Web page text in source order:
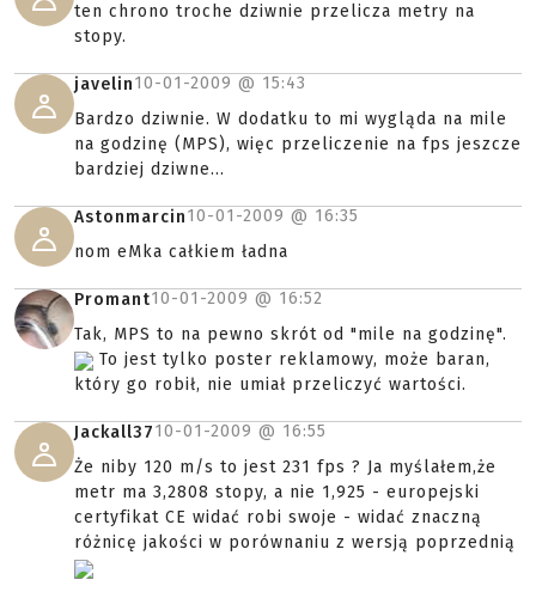
ten chrono troche dziwnie przelicza metry na
stopy.
javelin10-01-2009 @ 15:43
Bardzo dziwnie. W dodatku to mi wygląda na mile
na godzinę (MPS), więc przeliczenie na fps jeszcze
bardziej dziwne...
Astonmarcin10-01-2009 @ 16:35
nom eMka całkiem ładna
Promant10-01-2009 @ 16:52
Tak, MPS to na pewno skrót od "mile na godzinę".
To jest tylko poster reklamowy, może baran,
który go robił, nie umiał przeliczyć wartości.
Jackall3710-01-2009 @ 16:55
Że niby 120 m/s to jest 231 fps ? Ja myślałem,że
metr ma 3,2808 stopy, a nie 1,925 - europejski
certyfikat CE widać robi swoje - widać znaczną
różnicę jakości w porównaniu z wersją poprzednią